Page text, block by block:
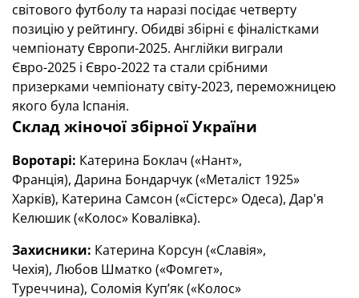
світового футболу та наразі посідає четверту
позицію у рейтингу. Обидві збірні є фіналістками
чемпіонату Європи-2025. Англійки виграли
Євро-2025 і Євро-2022 та стали срібними
призерками чемпіонату світу-2023, переможницею
якого була Іспанія.
Склад жіночої збірної України
Воротарі: Катерина Боклач («Нант»,
Франція), Дарина Бондарчук («Металіст 1925»
Харків), Катерина Самсон («Сістерс» Одеса), Дар'я
Келюшик («Колос» Ковалівка).
Захисники: Катерина Корсун («Славія»,
Чехія), Любов Шматко («Фомгет»,
Туреччина), Соломія Куп’як («Колос»